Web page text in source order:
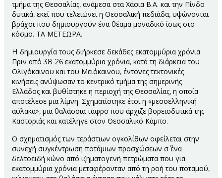
τμήμα της Θεσσαλίας, ανάμεσα στα Χάσια Β.Α. και την Πίνδο
δυτικά, εκεί που τελειώνει η Θεσσαλική πεδιάδα, υψώνονται
βράχοι που δημιουργούν ένα θέαμα μοναδικό ίσως στο
κόσμο. ΤΑ ΜΕΤΕΩΡΑ.
H δημιουργία τους διήρκεσε δεκάδες εκατομμύρια χρόνια.
Πριν από 38-26 εκατομμύρια χρόνια, κατά τη διάρκεια του
Ολιγόκαινου και του Μειόκαινου, έντονες τεκτονικές
κινήσεις ανύψωσαν το κεντρικό τμήμα της σημερινής
Ελλάδος και βυθίστηκε η περιοχή της Θεσσαλίας, η οποία
αποτέλεσε μια λίμνη. Σχηματίστηκε έτσι η «μεσοελληνική
αύλακα», μια θαλάσσια τάφρο που άρχιζε βορειοδυτικά της
Καστοριάς και κατέληγε στον Θεσσαλικό Κάμπο.
Ο σχηματισμός των τεράστιων ογκολίθων οφείλεται στην
συνεχή συγκέντρωση ποτάμιων προσχώσεων σ΄ ένα
δελτοειδή κώνο από ιζηματογενή πετρώματα που για
εκατομμύρια χρόνια μεταφέρονταν από τη ροή του ποταμού,